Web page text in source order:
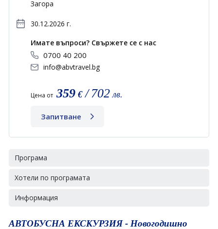
Загора
30.12.2026 г.
Имате въпроси? Свържете се с нас
0700 40 200
info@abvtravel.bg
Цена от 359 €/702 лв.
Запитване
Програма
Хотели по програмата
Информация
АВТОБУСНА ЕКСКУРЗИЯ - Новогодишно